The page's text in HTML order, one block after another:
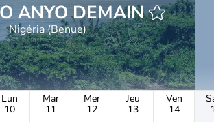
METEO ANYO DEMAIN
Nigéria (Benue)
Lun
10
Mar
11
Mer
12
Jeu
13
Ven
14